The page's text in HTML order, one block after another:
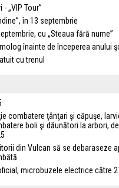
„VIP Tour”
în 13 septembrie
cu „Steaua fără nume”
înainte de începerea anului
cu trenul
combatere ţânţari şi căpuşe,
boli şi dăunători la arbori,
din Vulcan să se debaraseze
microbuzele electrice către